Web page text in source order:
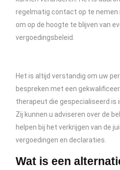
regelmatig contact op te
om op de hoogte te blijven van
vergoedingsbeleid.
Het is altijd verstandig om uw
bespreken met een
therapeut die gespecialiseerd is
Zij kunnen u adviseren over de
helpen bij het verkrijgen van de
vergoedingen en declaraties.
Wat is een